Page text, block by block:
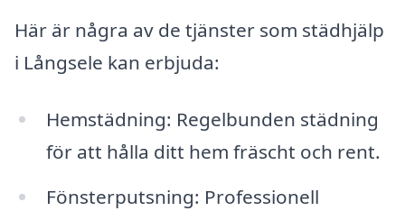
Här är några av de tjänster som städhjälp
i Långsele kan erbjuda:
Hemstädning: Regelbunden städning
för att hålla ditt hem fräscht och rent.
Fönsterputsning: Professionell